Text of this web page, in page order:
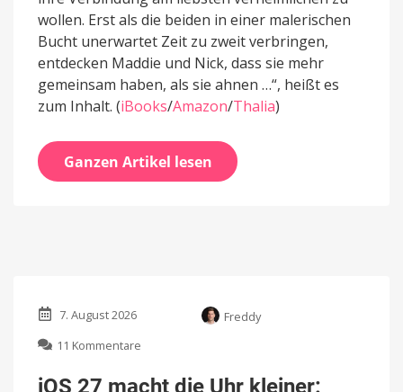
wollen. Erst als die beiden in einer malerischen
Bucht unerwartet Zeit zu zweit verbringen,
entdecken Maddie und Nick, dass sie mehr
gemeinsam haben, als sie ahnen …“, heißt es
zum Inhalt. (iBooks/Amazon/Thalia)
Ganzen Artikel lesen
7. August 2026
Freddy
11 Kommentare
27
iOS 27 macht die Uhr kleiner: